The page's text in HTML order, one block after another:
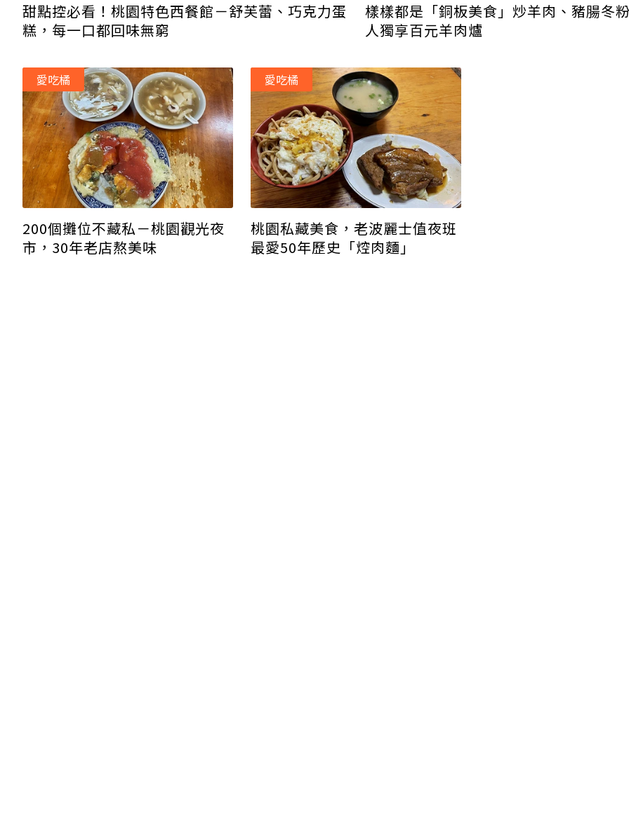
甜點控必看！桃園特色西餐館－舒芙蕾、巧克力蛋
糕，每一口都回味無窮
樣樣都是「銅板美食」炒羊肉、豬腸冬
人獨享百元羊肉爐
200個攤位不藏私－桃園觀光夜
市，30年老店熬美味
愛吃橘
桃園私藏美食，老波麗士值夜班
最愛50年歷史「焢肉麵」
愛吃橘